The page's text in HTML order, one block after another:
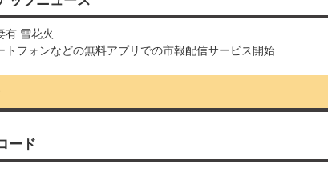
有 雪花火
トフォンなどの無料アプリでの市報配信サービス開始
ード